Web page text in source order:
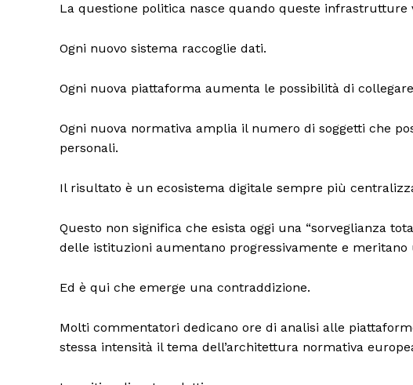
La questione politica nasce quando queste infrastrutture
Ogni nuovo sistema raccoglie dati.
Ogni nuova piattaforma aumenta le possibilità di
Ogni nuova normativa amplia il numero di soggetti che
personali.
Il risultato è un ecosistema digitale sempre più
Questo non significa che esista oggi una “sorveglianza
delle istituzioni aumentano progressivamente e
Ed è qui che emerge una contraddizione.
Molti commentatori dedicano ore di analisi alle
stessa intensità il tema dell’architettura normativa